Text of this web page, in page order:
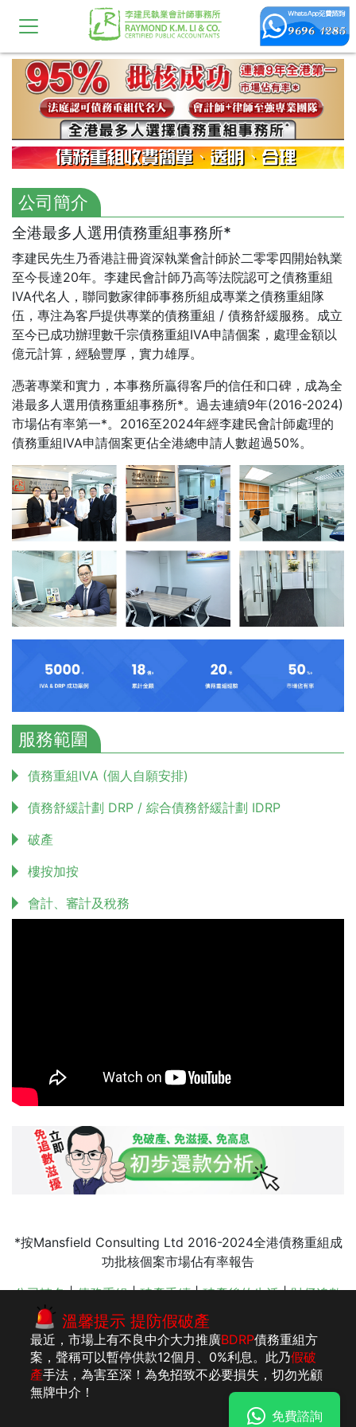
公司簡介
全港最多人選用債務重組事務所*
李建民先生乃香港註冊資深執業會計師於二零零四開始執業
至今長達20年。李建民會計師乃高等法院認可之債務重組
IVA代名人，聯同數家律師事務所組成專業之債務重組隊
伍，專注為客戶提供專業的債務重組 / 債務舒緩服務。成立
至今已成功辦理數千宗債務重組IVA申請個案，處理金額以
億元計算，經驗豐厚，實力雄厚。
憑著專業和實力，本事務所贏得客戶的信任和口碑，成為全
港最多人選用債務重組事務所*。過去連續9年(2016-2024)
市場佔有率第一*。2016至2024年經李建民會計師處理的
債務重組IVA申請個案更佔全港總申請人數超過50%。
服務範圍
債務重組IVA (個人自願安排)
債務舒緩計劃 DRP / 綜合債務舒緩計劃 IDRP
破產
樓按加按
會計、審計及稅務
*按Mansfield Consulting Ltd 2016-2024全港債務重組成
功批核個案市場佔有率報告
公司轉名|債務重組|破產手續|破產後的生活|財仔追數
轉按清債 |按揭清債|債務重組收費
產申請
法律聲明 私隱聲明及收集個人資料聲明
版權所有：李建
民執業會計師事
免費諮詢
溫馨提示 提防假破產
最近，市場上有不良中介大力推廣BDRP債務重組方
案，聲稱可以暫停供款12個月、0%利息。此乃假破
產手法，為害至深！為免招致不必要損失，切勿光顧
無牌中介！